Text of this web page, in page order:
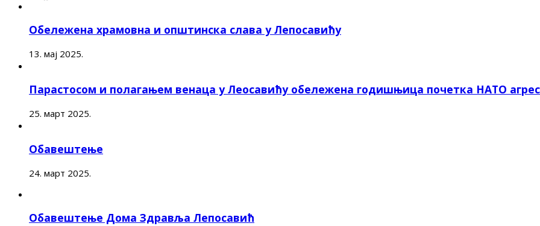
Обележена храмовна и општинска слава у Лепосавићу
13. мај 2025.
Парастосом и полагањем венаца у Леосавићу обележена годишњица почетка НАТО
25. март 2025.
Обавештење
24. март 2025.
Обавештење Дома Здравља Лепосавић